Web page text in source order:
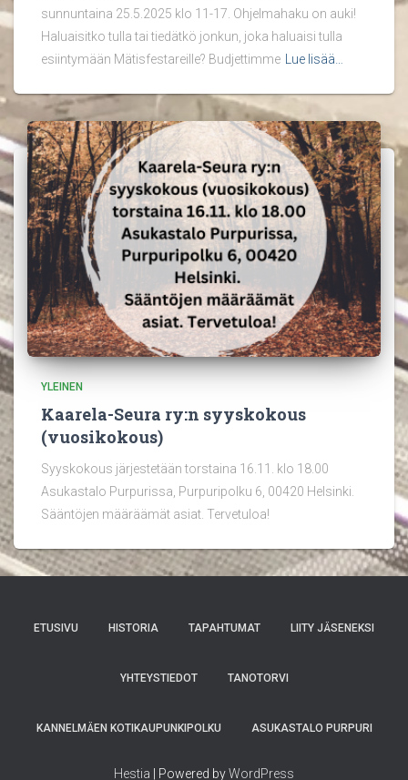
sunnuntaina 25.5.2025 klo 11-17. Ohjelmahaku on auki!
Haluaisitko tulla tai tiedätkö jonkun, joka haluaisi tulla
esiintymään Mätisfestareille? Budjettimme Lue lisää…
YLEINEN
Kaarela-Seura ry:n syyskokous
(vuosikokous)
Syyskokous järjestetään torstaina 16.11. klo 18.00
Asukastalo Purpurissa, Purpuripolku 6, 00420 Helsinki.
Sääntöjen määräämät asiat. Tervetuloa!
ETUSIVU HISTORIA TAPAHTUMAT LIITY JÄSENEKSI
YHTEYSTIEDOT TANOTORVI
KANNELMÄEN KOTIKAUPUNKIPOLKU ASUKASTALO PURPURI
Hestia | Powered byWordPress